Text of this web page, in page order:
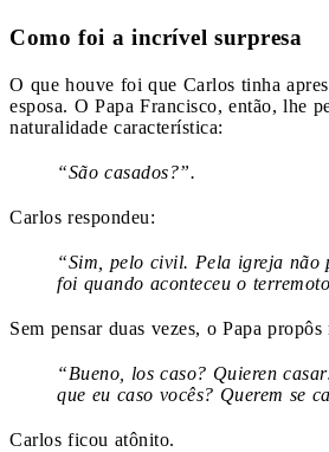
Como foi a incrível surpresa
O que houve foi que Carlos tinha
esposa. O Papa Francisco, então, lhe
naturalidade característica:
“São casados?”.
Carlos respondeu:
“Sim, pelo civil. Pela igreja não
foi quando aconteceu o
Sem pensar duas vezes, o Papa
“Bueno, los caso? Quieren
que eu caso vocês? Querem se
Carlos ficou atônito.